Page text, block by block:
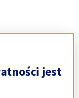
jest